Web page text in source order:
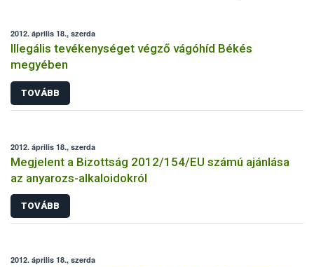
2012. április 18., szerda
Illegális tevékenységet végző vágóhíd Békés
megyében
TOVÁBB
2012. április 18., szerda
Megjelent a Bizottság 2012/154/EU számú ajánlása
az anyarozs-alkaloidokról
TOVÁBB
2012. április 18., szerda